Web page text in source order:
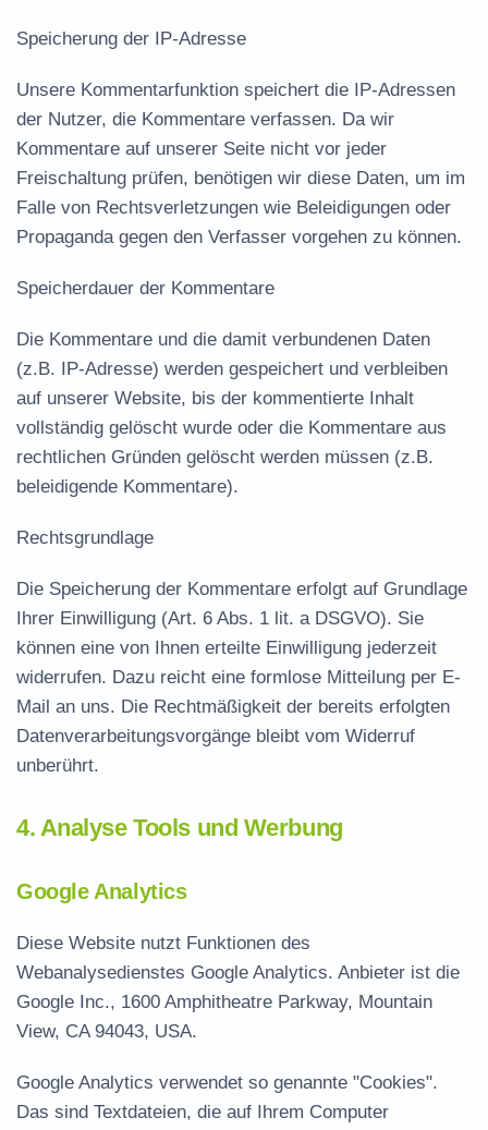
Speicherung der IP-Adresse
Unsere Kommentarfunktion speichert die IP-Adressen
der Nutzer, die Kommentare verfassen. Da wir
Kommentare auf unserer Seite nicht vor jeder
Freischaltung prüfen, benötigen wir diese Daten, um im
Falle von Rechtsverletzungen wie Beleidigungen oder
Propaganda gegen den Verfasser vorgehen zu können.
Speicherdauer der Kommentare
Die Kommentare und die damit verbundenen Daten
(z.B. IP-Adresse) werden gespeichert und verbleiben
auf unserer Website, bis der kommentierte Inhalt
vollständig gelöscht wurde oder die Kommentare aus
rechtlichen Gründen gelöscht werden müssen (z.B.
beleidigende Kommentare).
Rechtsgrundlage
Die Speicherung der Kommentare erfolgt auf Grundlage
Ihrer Einwilligung (Art. 6 Abs. 1 lit. a DSGVO). Sie
können eine von Ihnen erteilte Einwilligung jederzeit
widerrufen. Dazu reicht eine formlose Mitteilung per E-
Mail an uns. Die Rechtmäßigkeit der bereits erfolgten
Datenverarbeitungsvorgänge bleibt vom Widerruf
unberührt.
4. Analyse Tools und Werbung
Google Analytics
Diese Website nutzt Funktionen des
Webanalysedienstes Google Analytics. Anbieter ist die
Google Inc., 1600 Amphitheatre Parkway, Mountain
View, CA 94043, USA.
Google Analytics verwendet so genannte "Cookies".
Das sind Textdateien, die auf Ihrem Computer